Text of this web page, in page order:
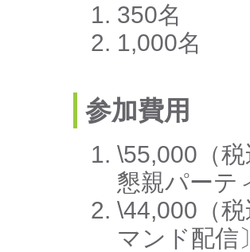
350名
1,000名
参加費用
\55,000（
懇親パーテ
\44,000（
マンド配信